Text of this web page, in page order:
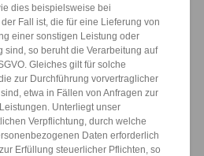
dies beispielsweise bei
Fall ist, die für eine Lieferung von
einer sonstigen Leistung oder
sind, so beruht die Verarbeitung auf
Gleiches gilt für solche
zur Durchführung vorvertraglicher
etwa in Fällen von Anfragen zur
Unterliegt unser
Verpflichtung, durch welche
Daten erforderlich
Erfüllung steuerlicher Pflichten, so